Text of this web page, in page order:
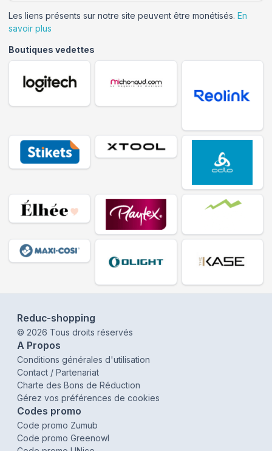
Les liens présents sur notre site peuvent être monétisés. En
savoir plus
Boutiques vedettes
Reduc-shopping
© 2026 Tous droits réservés
A Propos
Conditions générales d'utilisation
Contact / Partenariat
Charte des Bons de Réduction
Gérez vos préférences de cookies
Codes promo
Code promo Zumub
Code promo Greenowl